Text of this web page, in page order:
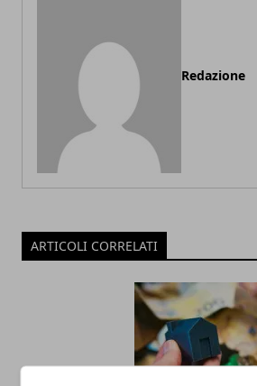
Redazione
ARTICOLI CORRELATI